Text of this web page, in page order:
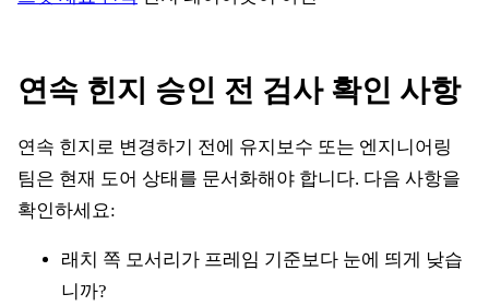
연속 힌지 승인 전 검사 확인 사항
연속 힌지로 변경하기 전에 유지보수 또는 엔지니어링
팀은 현재 도어 상태를 문서화해야 합니다. 다음 사항을
확인하세요:
래치 쪽 모서리가 프레임 기준보다 눈에 띄게 낮습
니까?